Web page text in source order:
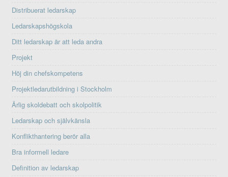
Distribuerat ledarskap
Ledarskapshögskola
Ditt ledarskap är att leda andra
Projekt
Höj din chefskompetens
Projektledarutbildning i Stockholm
Ärlig skoldebatt och skolpolitik
Ledarskap och självkänsla
Konflikthantering berör alla
Bra informell ledare
Definition av ledarskap